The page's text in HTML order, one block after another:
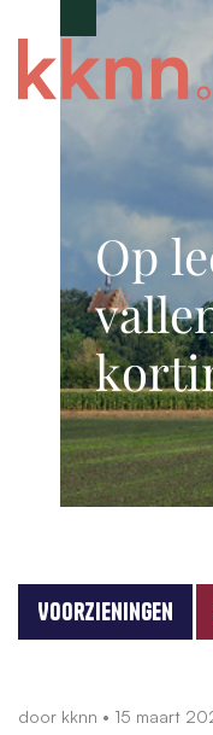
Op
Voorzieningen
door kknn • 15 maart